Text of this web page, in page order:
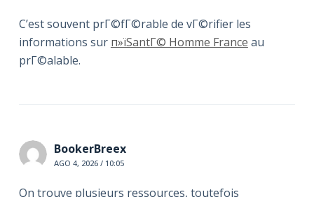
C’est souvent prГ©fГ©rable de vГ©rifier les
informations sur п»їSantГ© Homme France au
prГ©alable.
BookerBreex
AGO 4, 2026 / 10:05
On trouve plusieurs ressources, toutefois